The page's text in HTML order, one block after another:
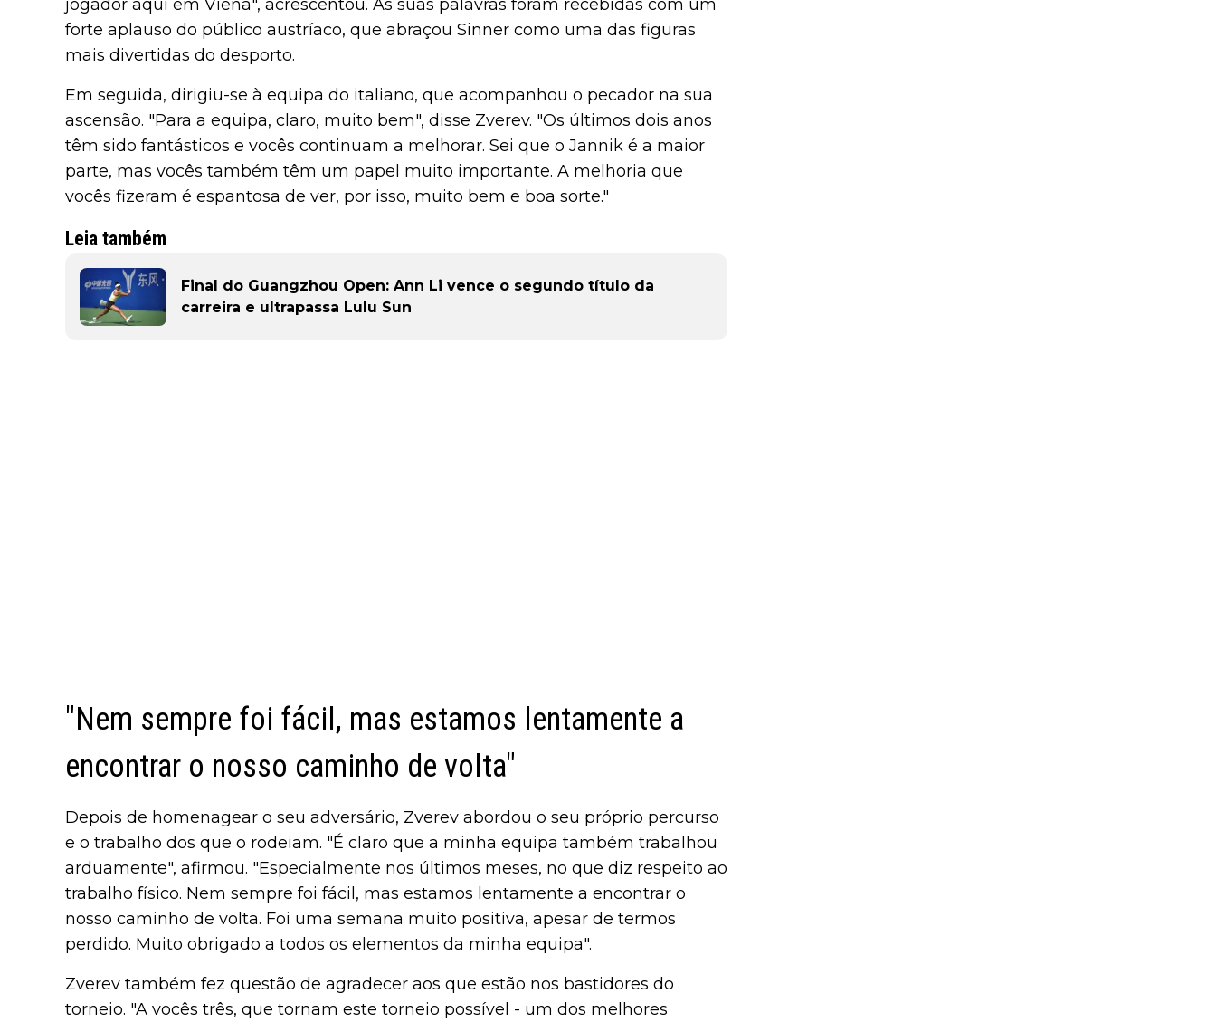
jogador aqui em Viena", acrescentou. As suas palavras foram recebidas com um
forte aplauso do público austríaco, que abraçou Sinner como uma das figuras
mais divertidas do desporto.
Em seguida, dirigiu-se à equipa do italiano, que acompanhou o pecador na sua
ascensão. "Para a equipa, claro, muito bem", disse Zverev. "Os últimos dois anos
têm sido fantásticos e vocês continuam a melhorar. Sei que o Jannik é a maior
parte, mas vocês também têm um papel muito importante. A melhoria que
vocês fizeram é espantosa de ver, por isso, muito bem e boa sorte."
Leia também
Final do Guangzhou Open: Ann Li vence o segundo título da
carreira e ultrapassa Lulu Sun
"Nem sempre foi fácil, mas estamos lentamente a
encontrar o nosso caminho de volta"
Depois de homenagear o seu adversário, Zverev abordou o seu próprio percurso
e o trabalho dos que o rodeiam. "É claro que a minha equipa também trabalhou
arduamente", afirmou. "Especialmente nos últimos meses, no que diz respeito ao
trabalho físico. Nem sempre foi fácil, mas estamos lentamente a encontrar o
nosso caminho de volta. Foi uma semana muito positiva, apesar de termos
perdido. Muito obrigado a todos os elementos da minha equipa".
Zverev também fez questão de agradecer aos que estão nos bastidores do
torneio. "A vocês três, que tornam este torneio possível - um dos melhores